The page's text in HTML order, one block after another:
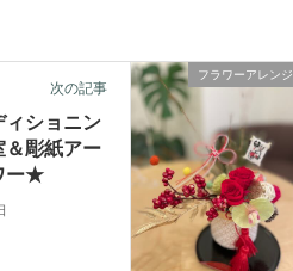
フラワーアレンジ
次の記事
ィショニン
＆彫紙アー
ー★